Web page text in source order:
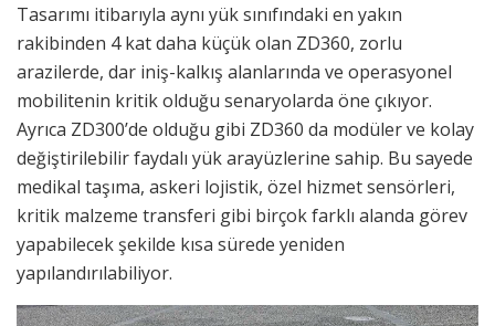
Tasarımı itibarıyla aynı yük sınıfındaki en yakın
rakibinden 4 kat daha küçük olan ZD360, zorlu
arazilerde, dar iniş-kalkış alanlarında ve operasyonel
mobilitenin kritik olduğu senaryolarda öne çıkıyor.
Ayrıca ZD300’de olduğu gibi ZD360 da modüler ve kolay
değiştirilebilir faydalı yük arayüzlerine sahip. Bu sayede
medikal taşıma, askeri lojistik, özel hizmet sensörleri,
kritik malzeme transferi gibi birçok farklı alanda görev
yapabilecek şekilde kısa sürede yeniden
yapılandırılabiliyor.